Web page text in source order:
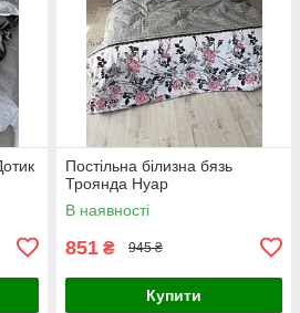
Постільна білизна бязь
Троянда Нуар
В наявності
851 ₴ 945 ₴
Купити